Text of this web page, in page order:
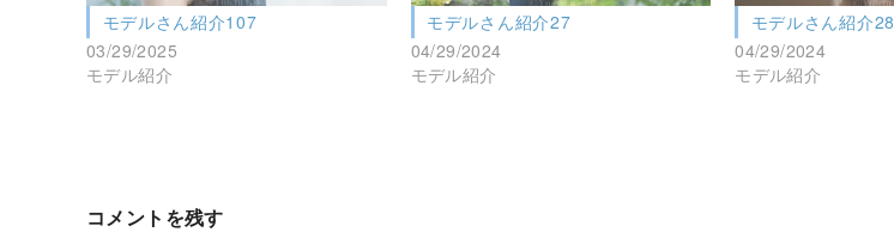
モデルさん紹介107
03/29/2025
モデル紹介
モデルさん紹介27
04/29/2024
モデル紹介
モデルさん紹介28
04/29/2024
モデル紹介
コメントを残す